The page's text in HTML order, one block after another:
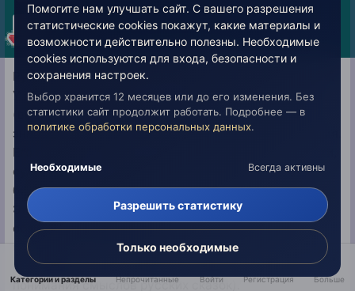
androgin
Опубликовано:18 января 2019
Русскому человеку нужно понимать Русские сказки.
У детей любопытство, и это гораздо круче совести
(введение Шримад Бхагаватам)) русский человек
зная о своей смерти, ждет ее прихода в любое время.
Его ожидает суд чести, суд высшей справедливости,
суд совести. Это не абстрактное представление
библейских концепций, но встреча с царем правды.
Эта встреча дает русскому человеку очищение
сознания от материальной скверны негативных
психических энергий, для восприятия образов
русского мира тонкого плана, (например, в виде
понимания смыслов русских сказок).
Категории и разделы Непрочитанные Войти Регистрация Больше
Помогите нам улучшать сайт. С вашего разрешения
статистические cookies покажут, какие материалы и
возможности действительно полезны. Необходимые
cookies используются для входа, безопасности и
сохранения настроек.
Выбор хранится 12 месяцев или до его изменения. Без
статистики сайт продолжит работать. Подробнее — в
политике обработки персональных данных.
Необходимые Всегда активны
Разрешить статистику
Только необходимые